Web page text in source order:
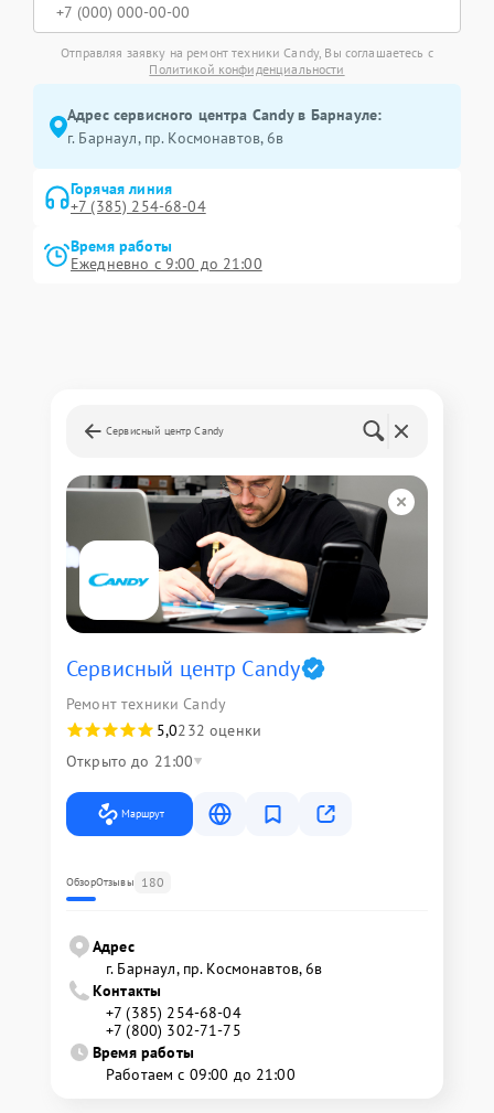
Отправляя заявку на ремонт техники Candy, Вы соглашаетесь с
Политикой конфиденциальности
Адрес сервисного центра Candy в Барнауле:
г. Барнаул, ​пр. Космонавтов, 6в
Горячая линия
+7 (385) 254-68-04
Время работы
Ежедневно с 9:00 до 21:00
Сервисный центр Candy
Сервисный центр Candy
Ремонт техники Candy
5,0232 оценки
Открыто до 21:00
Маршрут
ОбзорОтзывы 180
Адрес
г. Барнаул, ​пр. Космонавтов, 6в
Контакты
+7 (385) 254-68-04
+7 (800) 302-71-75
Время работы
Работаем с 09:00 до 21:00